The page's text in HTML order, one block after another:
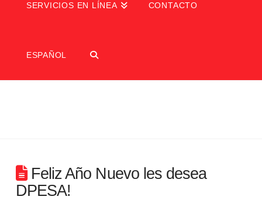
SERVICIOS EN LÍNEA CONTACTO
ESPAÑOL
Feliz Año Nuevo les desea
DPESA!